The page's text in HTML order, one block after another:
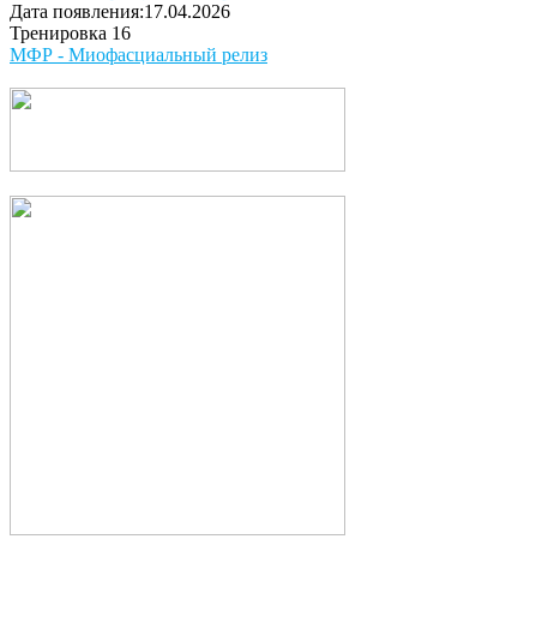
Дата появления:17.04.2026
Тренировка 16
МФР - Миофасциальный релиз